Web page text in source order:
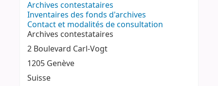
Archives contestataires
Inventaires des fonds d'archives
Contact et modalités de consultation
Archives contestataires
2 Boulevard Carl-Vogt
1205 Genève
Suisse